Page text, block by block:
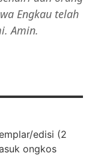
Engkau telah
Amin.
edisi (2
ongkos